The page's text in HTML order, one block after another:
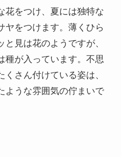
花をつけ、夏には独特な
ヤをつけます。薄くひら
見は花のようですが、
種が入っています。不思
さん付けている姿は、
ような雰囲気の佇まいで